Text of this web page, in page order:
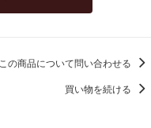
この商品について問い合わせる
買い物を続ける